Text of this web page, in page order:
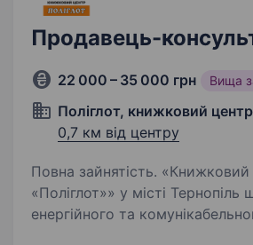
Продавець-
22 000 – 35 000 грн Вища
Поліглот, книжковий центр
0,7 км від центру
Повна зайнятість. «Книжковий центр
«Поліглот»» у місті Тернопіль
енергійного та